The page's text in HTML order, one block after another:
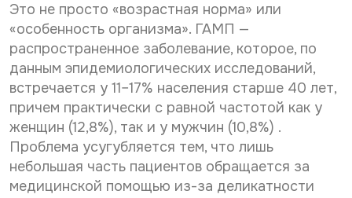
Это не просто «возрастная норма» или
«особенность организма». ГАМП —
распространенное заболевание, которое, по
данным эпидемиологических исследований,
встречается у 11–17% населения старше 40 лет,
причем практически с равной частотой как у
женщин (12,8%), так и у мужчин (10,8%) .
Проблема усугубляется тем, что лишь
небольшая часть пациентов обращается за
медицинской помощью из-за деликатности
к
у
п
е
р
с
о
н
а
л
ь
ы
ы
л
к
у
п
е
р
о
н
а
л
ь
н
ы
д
ФИО направившего врача, указанного в направлении*
Нужное Вам исследование*
Желаемая дата и время приёма
Даю согласие наобработку персональных данных